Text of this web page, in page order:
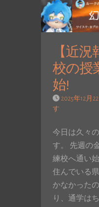
【近
校の授
始!
2025年12月
す
今日は久々
す。 先週の
練校へ通い
住んでいる
かなかった
り、通学は